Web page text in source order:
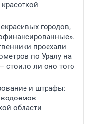
городов,
проехали
по Уралу на
стоило ли оно того
и штрафы:
водоемов
области